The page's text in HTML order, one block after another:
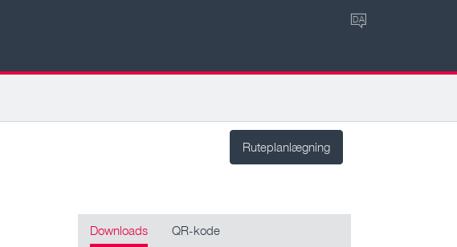
DA
Ruteplanlægning
Downloads QR-kode